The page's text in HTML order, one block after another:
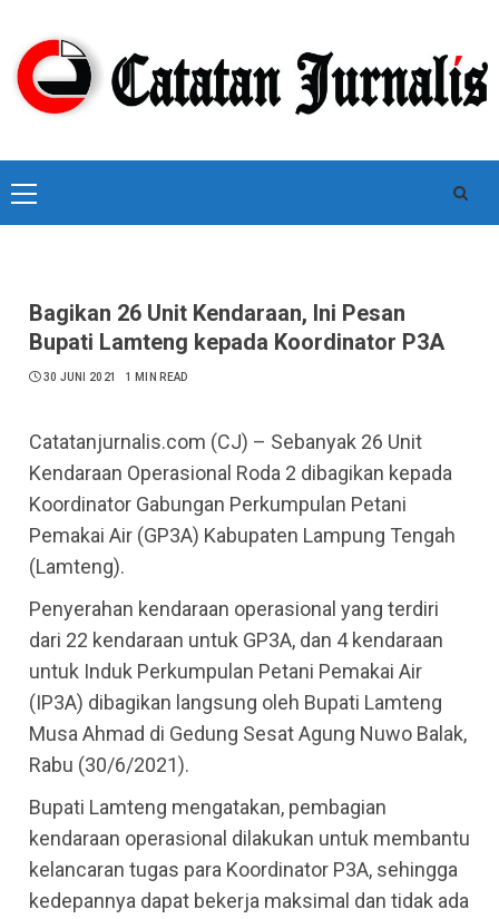
content
Primary
Menu
Bagikan 26 Unit Kendaraan, Ini Pesan
Bupati Lamteng kepada Koordinator P3A
30 JUNI 2021 1 MIN READ
Catatanjurnalis.com (CJ) – Sebanyak 26 Unit
Kendaraan Operasional Roda 2 dibagikan kepada
Koordinator Gabungan Perkumpulan Petani
Pemakai Air (GP3A) Kabupaten Lampung Tengah
(Lamteng).
Penyerahan kendaraan operasional yang terdiri
dari 22 kendaraan untuk GP3A, dan 4 kendaraan
untuk Induk Perkumpulan Petani Pemakai Air
(IP3A) dibagikan langsung oleh Bupati Lamteng
Musa Ahmad di Gedung Sesat Agung Nuwo Balak,
Rabu (30/6/2021).
Bupati Lamteng mengatakan, pembagian
kendaraan operasional dilakukan untuk membantu
kelancaran tugas para Koordinator P3A, sehingga
kedepannya dapat bekerja maksimal dan tidak ada